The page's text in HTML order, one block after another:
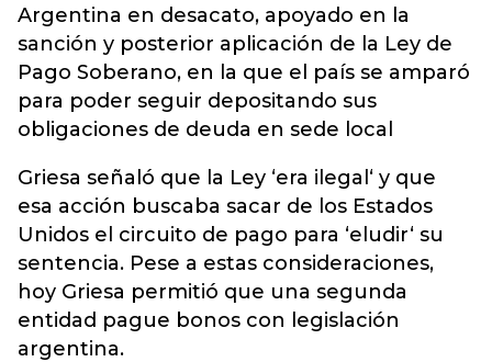
Argentina en desacato, apoyado en la
sanción y posterior aplicación de la Ley de
Pago Soberano, en la que el país se amparó
para poder seguir depositando sus
obligaciones de deuda en sede local
Griesa señaló que la Ley ‘era ilegal‘ y que
esa acción buscaba sacar de los Estados
Unidos el circuito de pago para ‘eludir‘ su
sentencia. Pese a estas consideraciones,
hoy Griesa permitió que una segunda
entidad pague bonos con legislación
argentina.